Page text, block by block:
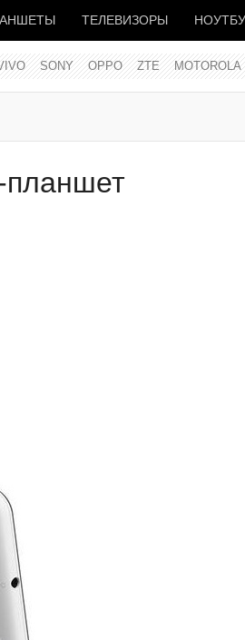
ТЕЛЕВИЗОРЫ
SONY OPPO ZTE MOTOROLA